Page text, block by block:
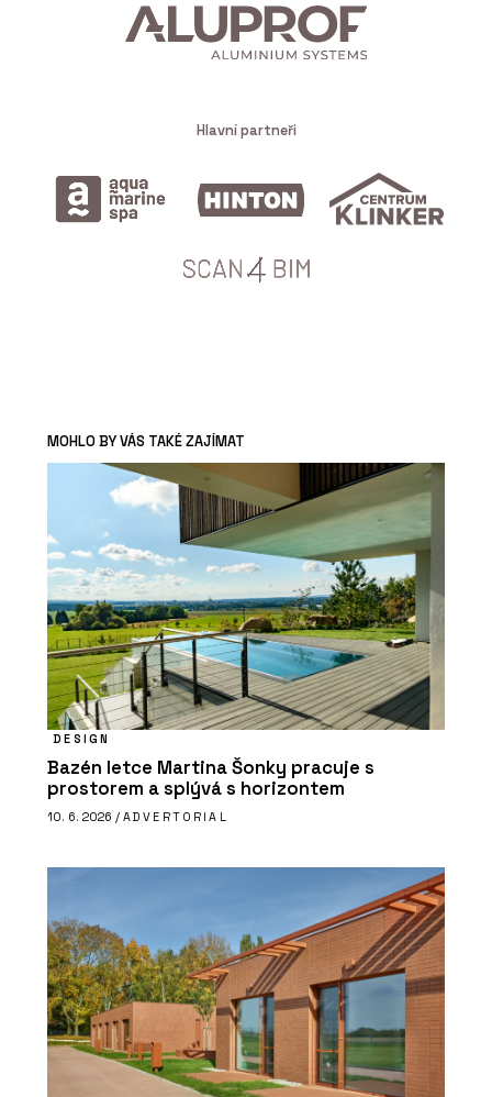
Hlavní partneři
MOHLO BY VÁS TAKÉ ZAJÍMAT
DESIGN
Bazén letce Martina Šonky pracuje s
prostorem a splývá s horizontem
10. 6. 2026 / ADVERTORIAL